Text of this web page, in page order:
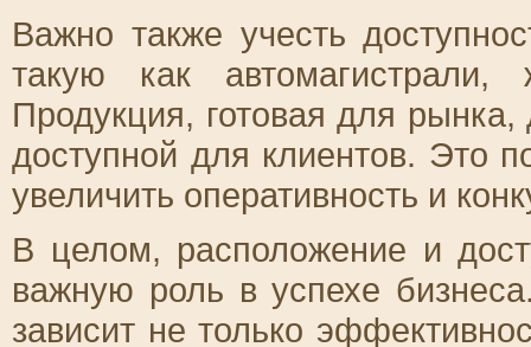
Важно также учесть
такую как
Продукция, готовая для
доступной для клиентов. Это
увеличить оперативность и
В целом, расположение и
важную роль в успехе
зависит не только